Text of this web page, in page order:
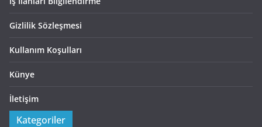
Gizlilik Sözleşmesi
Kullanım Koşulları
Künye
İletişim
Kategoriler